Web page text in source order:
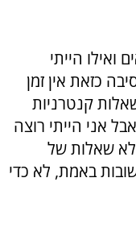
ואילו הייתי
כזאת אין זמן
קנטרניות
אני הייתי רוצה
שאלות של
באמת, לא כדי